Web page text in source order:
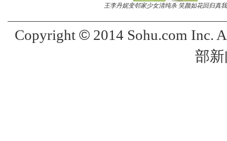
王李丹妮变邻家少女清纯杀 笑颜如花回归真我
Copyright ©2014 Sohu.com Inc.
部